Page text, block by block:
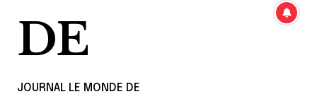
DE
JOURNAL LE MONDE DE